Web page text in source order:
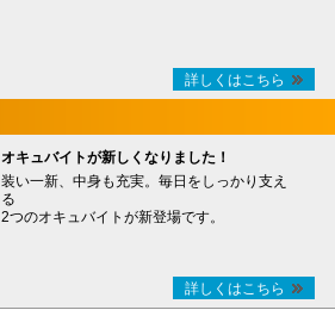
詳しくはこちら
オキュバイトが新しくなりました！
装い一新、中身も充実。毎日をしっかり支え
る
2つのオキュバイトが新登場です。
詳しくはこちら